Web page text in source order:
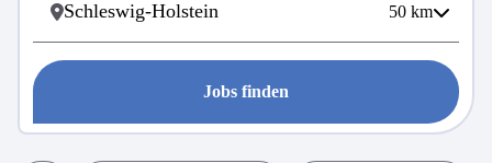
50 km
Jobs finden